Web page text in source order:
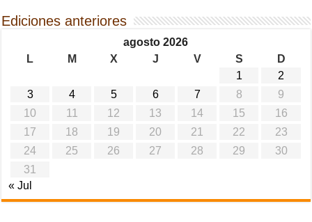
Ediciones anteriores
agosto 2026
L
M X J V S
D
1
2
3
4 5 6 7 8
9
10
11 12 13 14 15
16
17
18 19 20 21 22
23
24
25 26 27 28 29
30
31
« Jul